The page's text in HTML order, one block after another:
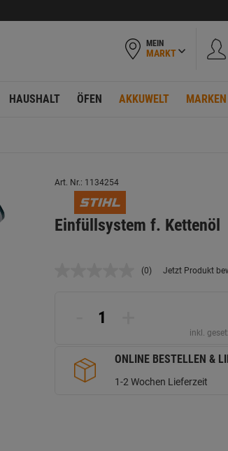
MEIN
MARKT
HAUSHALT ÖFEN AKKUWELT MARKEN
Art. Nr.: 1134254
Einfüllsystem f. Kettenöl
Kein
(0) Jetzt Produkt
inkl.
ONLINE BESTELLEN &
1-2 Wochen Lieferzeit